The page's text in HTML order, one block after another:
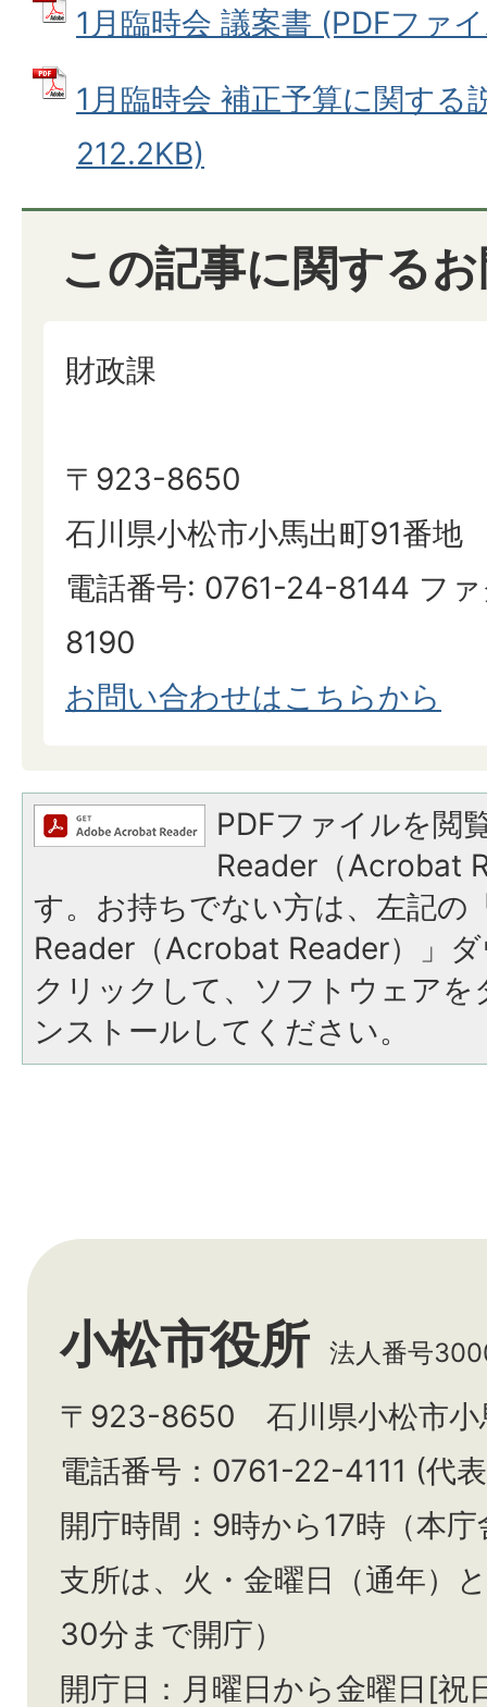
1月臨時会 議案書 (PDFファ
1月臨時会 補正予算に関する
212.2KB)
この記事に関する
財政課
〒923-8650
石川県小松市小馬出町91番地
電話番号: 0761-24-8144 フ
8190
お問い合わせはこちらから
PDFファイルを閲
Reader（Acrobat
す。お持ちでない方は、左記の
Reader（Acrobat Reader）」
クリックして、ソフトウェア
ンストールしてください。
小松市役所 法人番号
〒923-8650 石川県小松市小
電話番号：0761-22-4111 (代
開庁時間：9時から17時（本
支所は、火・金曜日（通年）と
30分まで開庁）
開庁日：月曜日から金曜日[祝